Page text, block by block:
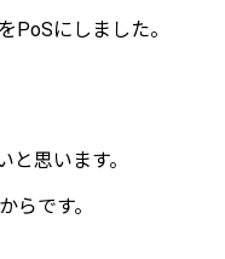
PoSにしました。
思います。
らです。